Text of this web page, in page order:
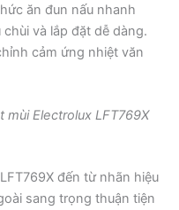
ăn đun nấu nhanh
và lắp đặt dễ dàng.
cảm ứng nhiệt văn
mùi Electrolux LFT769X
đến từ nhãn hiệu
sang trọng thuận tiện